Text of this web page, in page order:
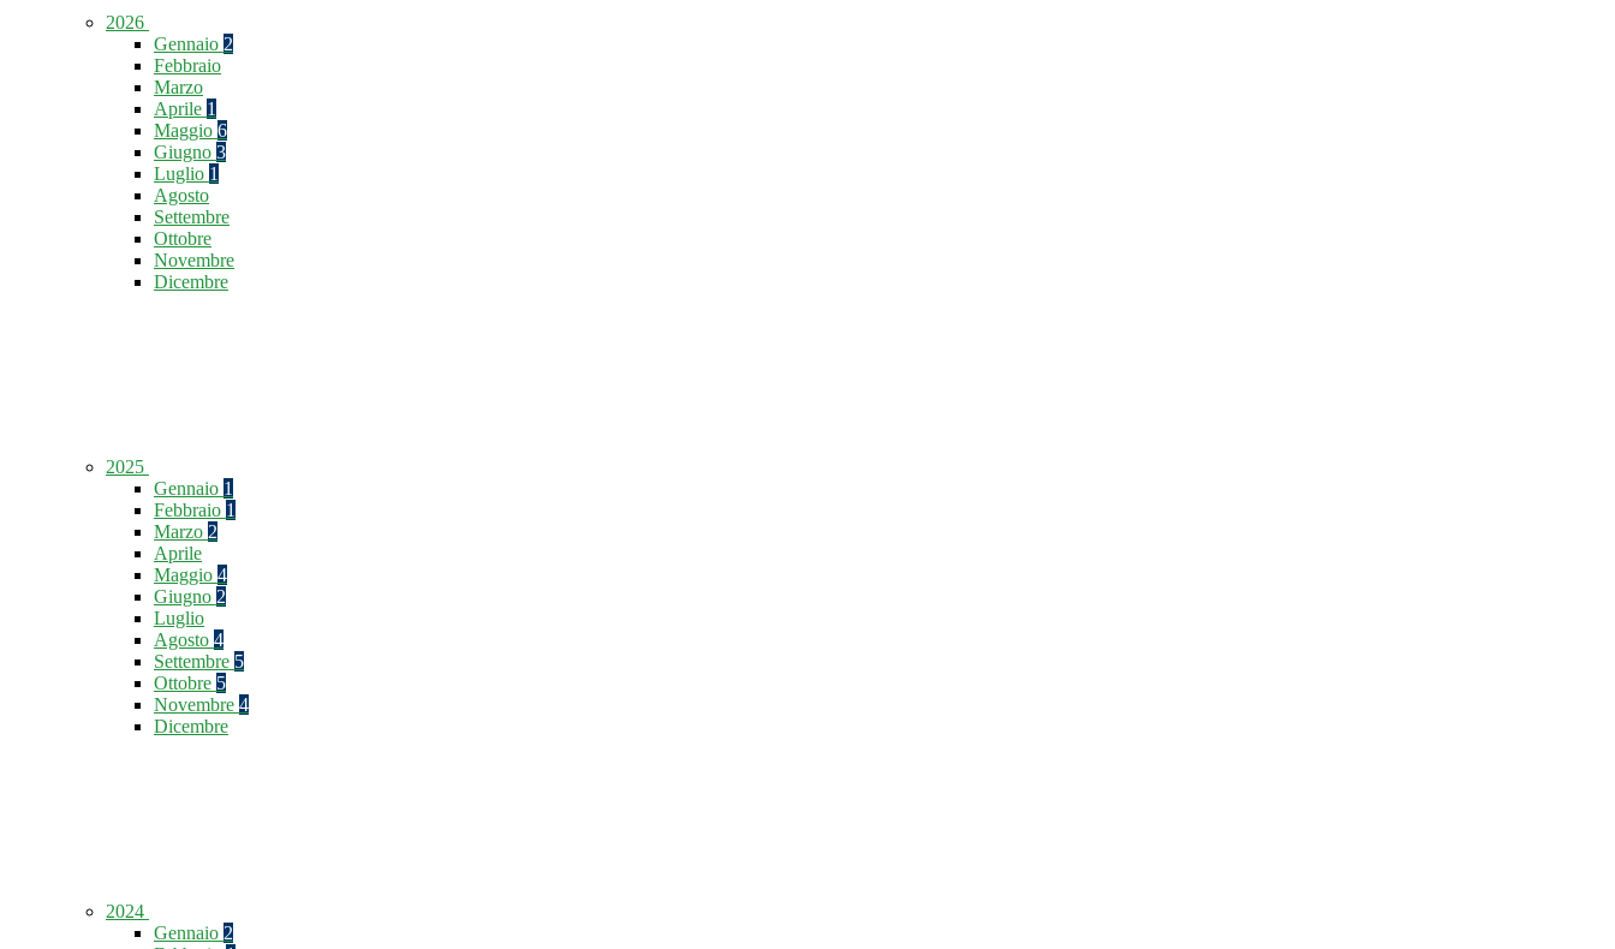
2026
Gennaio 2
Febbraio
Marzo
Aprile 1
Maggio 6
Giugno 3
Luglio 1
Agosto
Settembre
Ottobre
Novembre
Dicembre
2025
Gennaio 1
Febbraio 1
Marzo 2
Aprile
Maggio 4
Giugno 2
Luglio
Agosto 4
Settembre 5
Ottobre 5
Novembre 4
Dicembre
2024
Gennaio 2